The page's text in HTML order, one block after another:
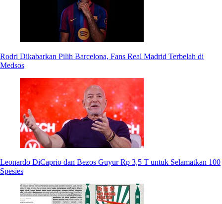
Rodri Dikabarkan Pilih Barcelona, Fans Real Madrid Terbelah di
Medsos
Leonardo DiCaprio dan Bezos Guyur Rp 3,5 T untuk Selamatkan 100
Spesies